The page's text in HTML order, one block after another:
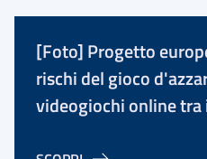
[Foto] Progetto
rischi del gioco
videogiochi online tra